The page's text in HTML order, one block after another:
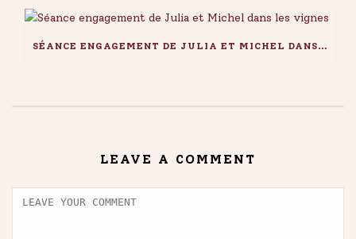
SÉANCE ENGAGEMENT DE JULIA ET MICHEL DANS LES VIGNES
LEAVE A COMMENT